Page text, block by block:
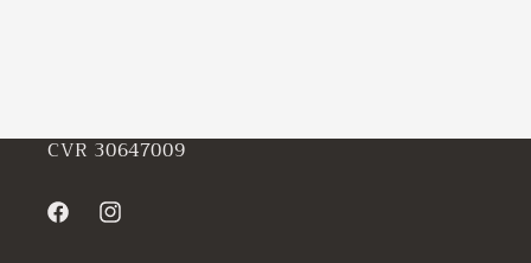
CVR 30647009
FacebookInstagram